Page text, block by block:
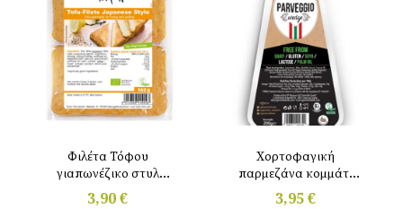
Φιλέτα Τόφου
γιαπωνέζικο στυλ
160gr Taifun
3,90€
Χορτοφαγική
παρμεζάνα κομμάτι
200gr Greenvie
3,95€